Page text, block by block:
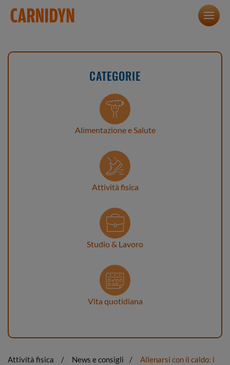
CATEGORIE
Alimentazione e Salute
Attività fisica
Studio & Lavoro
Vita quotidiana
Attività fisica News e consigli
Allenarsi con il caldo: i